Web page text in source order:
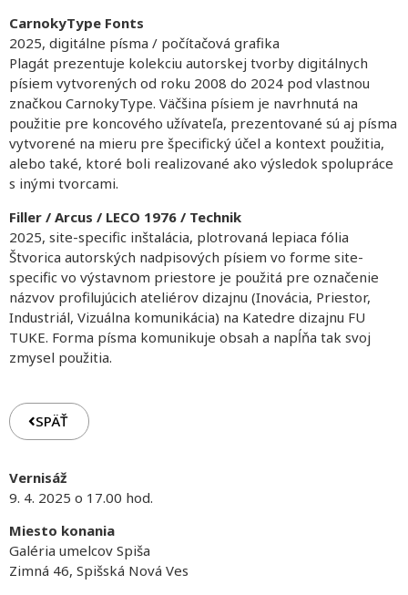
CarnokyType Fonts
2025, digitálne písma / počítačová grafika
Plagát prezentuje kolekciu autorskej tvorby digitálnych
písiem vytvorených od roku 2008 do 2024 pod vlastnou
značkou CarnokyType. Väčšina písiem je navrhnutá na
použitie pre koncového užívateľa, prezentované sú aj písma
vytvorené na mieru pre špecifický účel a kontext použitia,
alebo také, ktoré boli realizované ako výsledok spolupráce
s inými tvorcami.
Filler / Arcus / LECO 1976 / Technik
2025, site-specific inštalácia, plotrovaná lepiaca fólia
Štvorica autorských nadpisových písiem vo forme site-
specific vo výstavnom priestore je použitá pre označenie
názvov profilujúcich ateliérov dizajnu (Inovácia, Priestor,
Industriál, Vizuálna komunikácia) na Katedre dizajnu FU
TUKE. Forma písma komunikuje obsah a napĺňa tak svoj
zmysel použitia.
SPÄŤ
Vernisáž
9. 4. 2025 o 17.00 hod.
Miesto konania
Galéria umelcov Spiša
Zimná 46, Spišská Nová Ves